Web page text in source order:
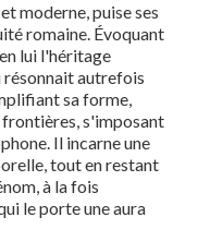
moderne, puise ses
romaine. Évoquant
lui l'héritage
autrefois
sa forme,
frontières, s'imposant
Il incarne une
tout en restant
à la fois
le porte une aura